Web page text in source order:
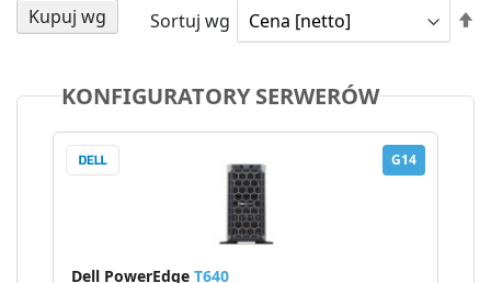
KONFIGURATORY SERWERÓW
G14
Dell PowerEdge T640
Sortuj wg
Kupuj wg